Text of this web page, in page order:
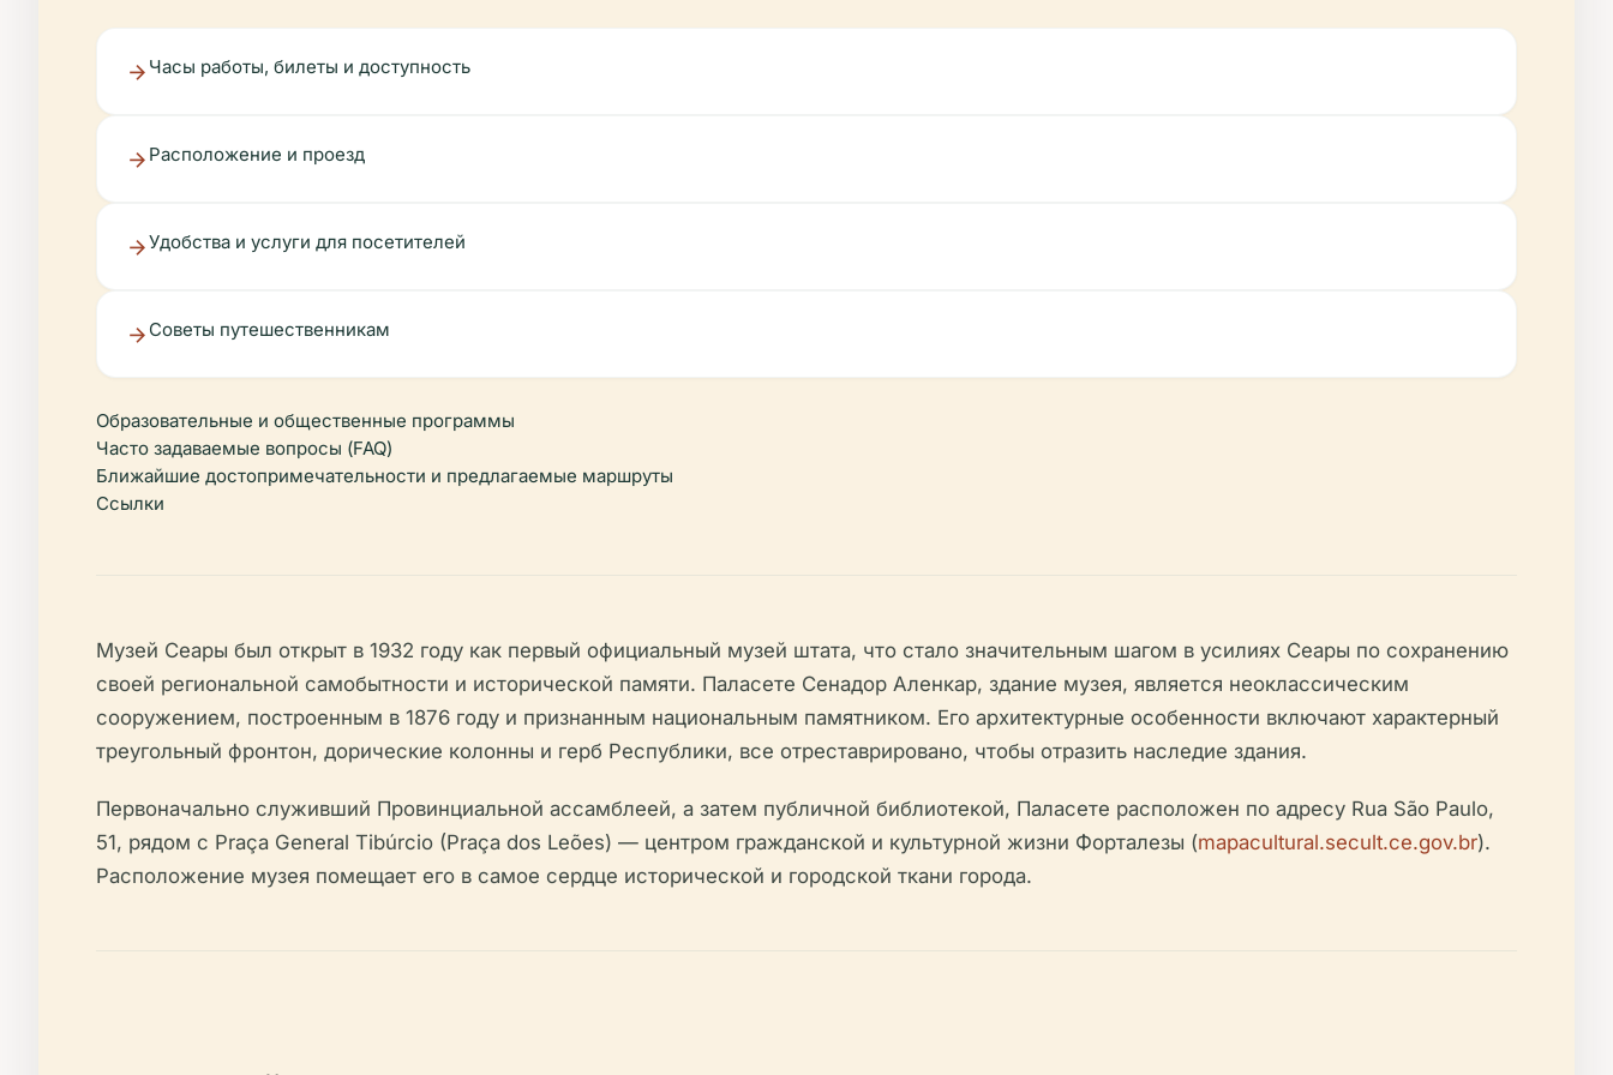
Часы работы, билеты и доступность
Расположение и проезд
Удобства и услуги для посетителей
Советы путешественникам
Образовательные и общественные программы
Часто задаваемые вопросы (FAQ)
Ближайшие достопримечательности и предлагаемые маршруты
Ссылки
Музей Сеары был открыт в 1932 году как первый официальный музей штата, что стало значительным шагом в усилиях Сеары по сохранению
своей региональной самобытности и исторической памяти. Паласете Сенадор Аленкар, здание музея, является неоклассическим
сооружением, построенным в 1876 году и признанным национальным памятником. Его архитектурные особенности включают характерный
треугольный фронтон, дорические колонны и герб Республики, все отреставрировано, чтобы отразить наследие здания.
Первоначально служивший Провинциальной ассамблеей, а затем публичной библиотекой, Паласете расположен по адресу Rua São Paulo,
51, рядом с Praça General Tibúrcio (Praça dos Leões) — центром гражданской и культурной жизни Форталезы (mapacultural.secult.ce.gov.br).
Расположение музея помещает его в самое сердце исторической и городской ткани города.